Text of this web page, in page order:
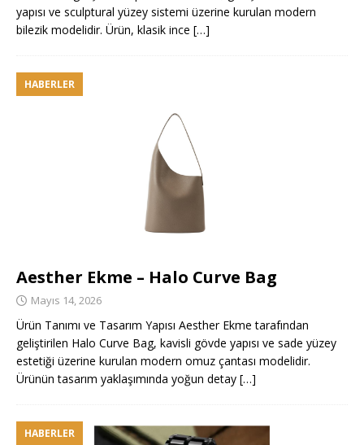
yapısı ve sculptural yüzey sistemi üzerine kurulan modern
bilezik modelidir. Ürün, klasik ince […]
HABERLER
Aesther Ekme – Halo Curve Bag
Mayıs 14, 2026
Ürün Tanımı ve Tasarım Yapısı Aesther Ekme tarafından
geliştirilen Halo Curve Bag, kavisli gövde yapısı ve sade yüzey
estetiği üzerine kurulan modern omuz çantası modelidir.
Ürünün tasarım yaklaşımında yoğun detay […]
HABERLER